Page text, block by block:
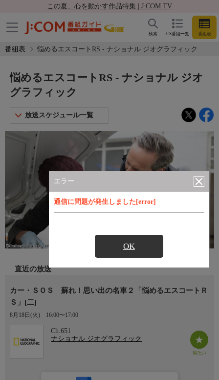
この夏、心を動かす作品特集 | J:COM TV
CS番組一覧 番組表
検索
番組表 悩めるエスコートRS - ナショナル ジオグラフィック
エラー
通信に問題が発生しました[error]
OK
悩めるエスコートRS - ナショナル ジオ
グラフィック
放送スケジュール一覧
直近の放送
カー・ＳＯＳ 蘇れ！思い出の名車２「悩めるエスコートＲ
Ｓ」[二]
8月18日(火) 16:00〜17:00
Ch.651
ナショナル ジオグラフィック